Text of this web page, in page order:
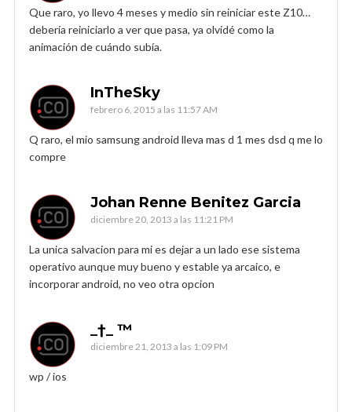
Que raro, yo llevo 4 meses y medio sin reiniciar este Z10…
debería reiniciarlo a ver que pasa, ya olvidé como la
animación de cuándo subía.
InTheSky
febrero 6, 2015 a las 11:57 AM
Q raro, el mio samsung android lleva mas d 1 mes dsd q me lo
compre
Johan Renne Benitez Garcia
diciembre 20, 2013 a las 11:21 PM
La unica salvacion para mi es dejar a un lado ese sistema
operativo aunque muy bueno y estable ya arcaico, e
incorporar android, no veo otra opcion
_†_ ™
diciembre 21, 2013 a las 1:09 PM
wp / ios